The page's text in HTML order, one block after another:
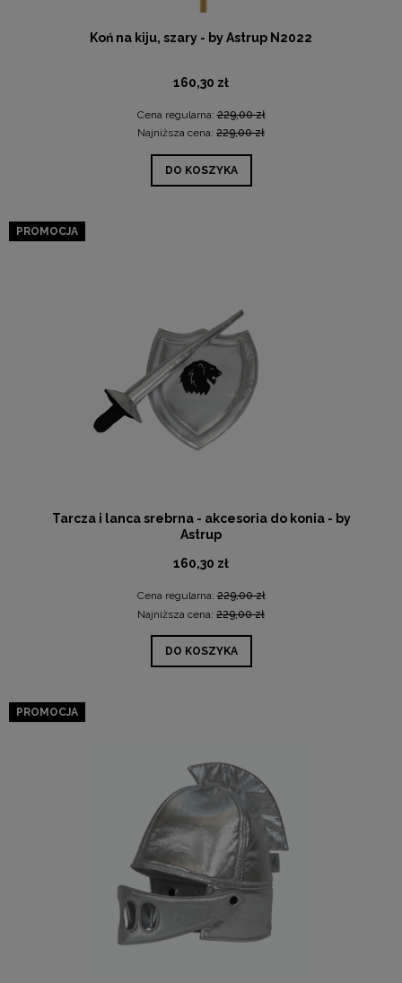
Koń na kiju, szary - by Astrup N2022
160,30 zł
Cena regularna:229,00 zł
Najniższa cena: 229,00 zł
DO KOSZYKA
Tarcza i lanca srebrna - akcesoria do konia - by
Astrup
160,30 zł
Cena regularna:229,00 zł
Najniższa cena: 229,00 zł
DO KOSZYKA
PROMOCJA
PROMOCJA